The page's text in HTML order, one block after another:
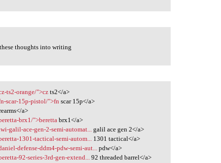
thoughts into writing
ts2-orange/">cz ts2</a>
scar-15p-pistol/">fn scar 15p</a>
a>
brx1/">beretta brx1</a>
galil-ace-gen-2-semi-automat... galil ace gen 2</a>
1301-tactical-semi-autom... 1301 tactical</a>
defense-ddm4-pdw-semi-aut...pdw</a>
92-series-3rd-gen-extend...92 threaded barrel</a>